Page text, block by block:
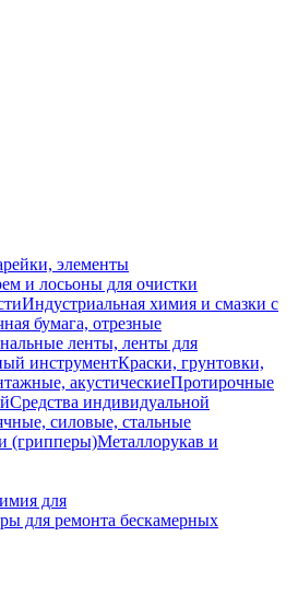
элементы
и лосьоны для очистки
Индустриальная химия и смазки с
бумага, отрезные
ленты, ленты для
инструментКраски, грунтовки,
акустическиеПротирочные
Средства индивидуальной
силовые, стальные
(грипперы)Металлорукав и
для
для ремонта бескамерных